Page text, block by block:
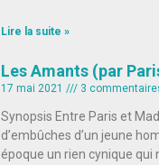
Lire la suite »
Les Amants (par
17 mai 2021 3
Synopsis Entre Paris et
d’embûches d’un jeune
époque un rien cynique qui